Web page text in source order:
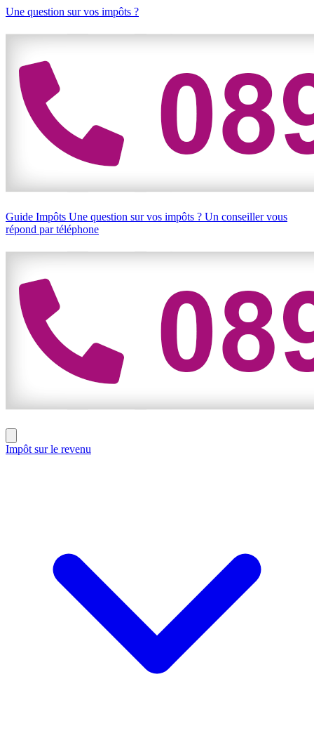
Une question sur vos impôts ?
Guide Impôts Une question sur vos impôts ? Un conseiller vous
répond par téléphone
Impôt sur le revenu